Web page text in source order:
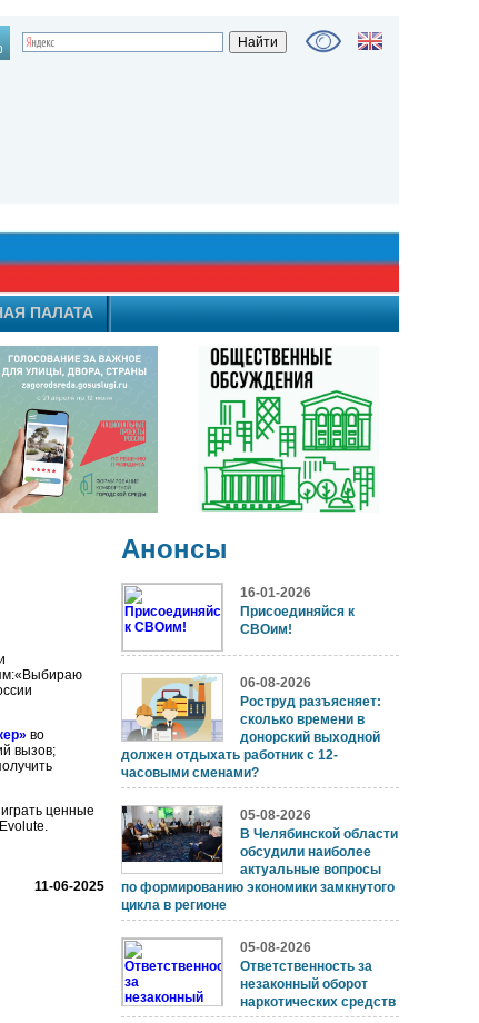
ПАЛАТА
во
вызов;
ценные
11-06-2025
Анонсы
16-01-2026
Присоединяйся к
СВОим!
06-08-2026
Роструд разъясняет:
сколько времени в
донорский выходной
должен отдыхать работник с 12-
часовыми сменами?
05-08-2026
В Челябинской области
обсудили наиболее
актуальные вопросы
по формированию экономики замкнутого
цикла в регионе
05-08-2026
Ответственность за
незаконный оборот
наркотических средств